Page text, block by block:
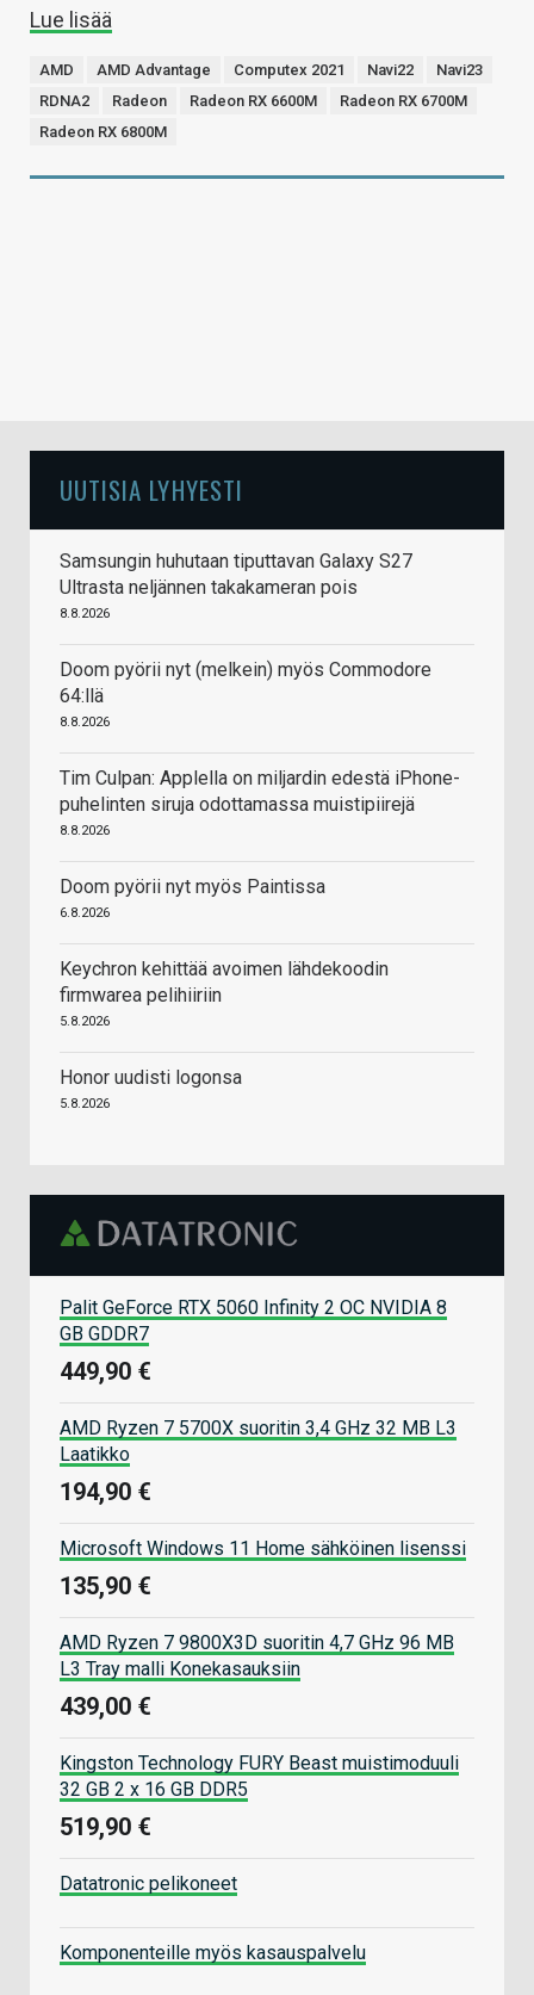
Lue lisää
AMD AMD Advantage Computex 2021 Navi22
Navi23
RDNA2
Radeon Radeon RX 6600M
Radeon RX 6700M
Radeon RX 6800M
UUTISIA LYHYESTI
Samsungin huhutaan tiputtavan Galaxy S27
Ultrasta neljännen takakameran pois
8.8.2026
Doom pyörii nyt (melkein) myös Commodore
64:llä
8.8.2026
Tim Culpan: Applella on miljardin edestä iPhone-
puhelinten siruja odottamassa muistipiirejä
8.8.2026
Doom pyörii nyt myös Paintissa
6.8.2026
Keychron kehittää avoimen lähdekoodin
firmwarea pelihiiriin
5.8.2026
Honor uudisti logonsa
5.8.2026
Palit GeForce RTX 5060 Infinity 2 OC NVIDIA 8
GB GDDR7
449,90 €
AMD Ryzen 7 5700X suoritin 3,4 GHz 32 MB L3
Laatikko
194,90 €
Microsoft Windows 11 Home sähköinen lisenssi
135,90 €
AMD Ryzen 7 9800X3D suoritin 4,7 GHz 96 MB
L3 Tray malli Konekasauksiin
439,00 €
Kingston Technology FURY Beast muistimoduuli
32 GB 2 x 16 GB DDR5
519,90 €
Datatronic pelikoneet
Komponenteille myös kasauspalvelu